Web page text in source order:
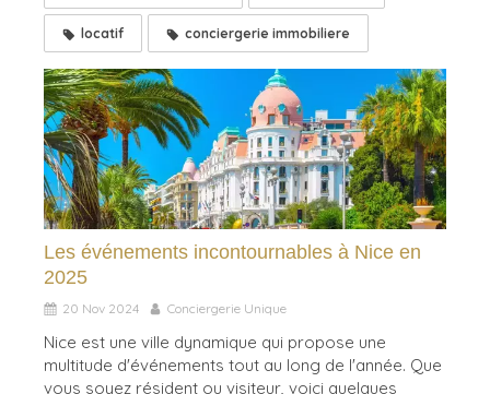
locatif conciergerie immobiliere
Les événements incontournables à Nice en
2025
20 Nov 2024 Conciergerie Unique
Nice est une ville dynamique qui propose une
multitude d'événements tout au long de l'année. Que
vous soyez résident ou visiteur, voici quelques